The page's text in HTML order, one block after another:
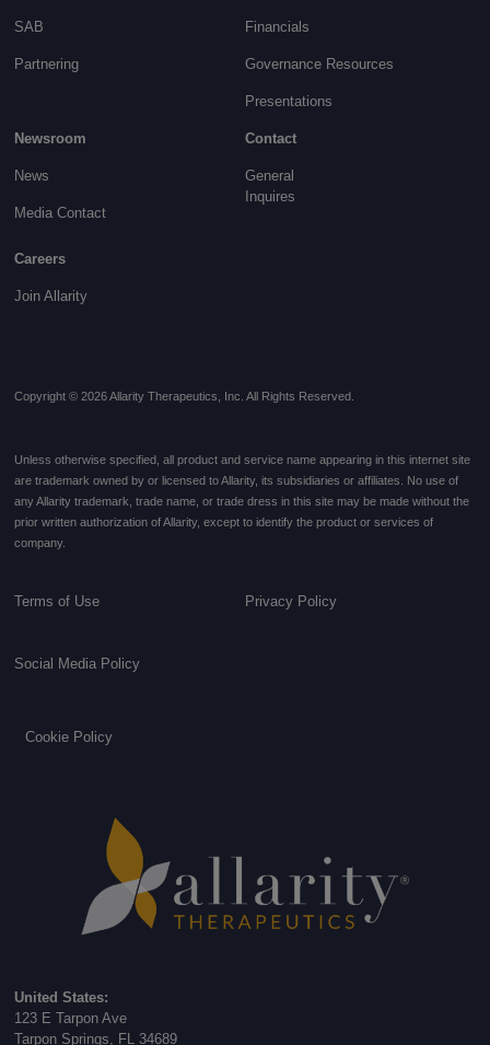
SAB
Partnering
Financials
Governance Resources
Presentations
Newsroom
News
Media Contact
Contact
General
Inquires
Careers
Join Allarity
Copyright © 2026 Allarity Therapeutics, Inc. All Rights Reserved.
Unless otherwise specified, all product and service name appearing in this internet site
are trademark owned by or licensed to Allarity, its subsidiaries or affiliates. No use of
any Allarity trademark, trade name, or trade dress in this site may be made without the
prior written authorization of Allarity, except to identify the product or services of
company.
Terms of Use Privacy Policy
Social Media Policy
Cookie Policy
United States:
123 E Tarpon Ave
Tarpon Springs, FL 34689